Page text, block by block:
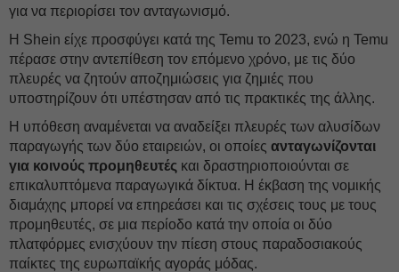
για να περιορίσει τον ανταγωνισμό.
Η Shein είχε προσφύγει κατά της Temu το 2023, ενώ η Temu
πέρασε στην αντεπίθεση τον επόμενο χρόνο, με τις δύο
πλευρές να ζητούν αποζημιώσεις για ζημιές που
υποστηρίζουν ότι υπέστησαν από τις πρακτικές της άλλης.
Η υπόθεση αναμένεται να αναδείξει πλευρές των αλυσίδων
παραγωγής των δύο εταιρειών, οι οποίες ανταγωνίζονται
για κοινούς προμηθευτές και δραστηριοποιούνται σε
επικαλυπτόμενα παραγωγικά δίκτυα. Η έκβαση της νομικής
διαμάχης μπορεί να επηρεάσει και τις σχέσεις τους με τους
προμηθευτές, σε μια περίοδο κατά την οποία οι δύο
πλατφόρμες ενισχύουν την πίεση στους παραδοσιακούς
παίκτες της ευρωπαϊκής αγοράς μόδας.